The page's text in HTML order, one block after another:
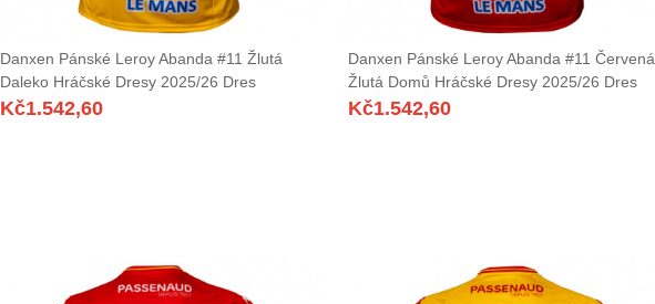
Danxen Pánské Leroy Abanda #11 Žlutá
Daleko Hráčské Dresy 2025/26 Dres
Kč1.542,60
Danxen Pánské Leroy Abanda #11 Červená
Žlutá Domů Hráčské Dresy 2025/26 Dres
Kč1.542,60